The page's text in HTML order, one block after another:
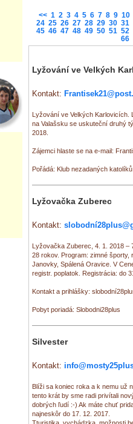
<< 1 2 3 4 5 6 7 8 9 10
24 25 26 27 28 29 30 31
45 46 47 48 49 50 51 52
66
Lyžování ve Velkých
Kontakt:
Lyžování ve Velkých Karlovicích.
na Valašsku se uskuteční druhý
2018.
Zájemci hlaste se na e-mail:
Pořádá: Klub nezadaných
Lyžovačka Zuberec
Kontakt:
Lyžovačka Zuberec, 4. 1. 2018
28 rokov. Program: zimné
Janovky, Spálená Oravice. V
registr. poplatok. Registrácia: do
Kontakt a prihlášky:
Pobyt poriadá: Slobodni28plus
Silvester
Kontakt:
Blíži sa koniec roka a k nemu už
tento krát by sme radi privítali
dobrých ľudí :-) Ak máte chuť
najneskôr do 17. 12. 2017.